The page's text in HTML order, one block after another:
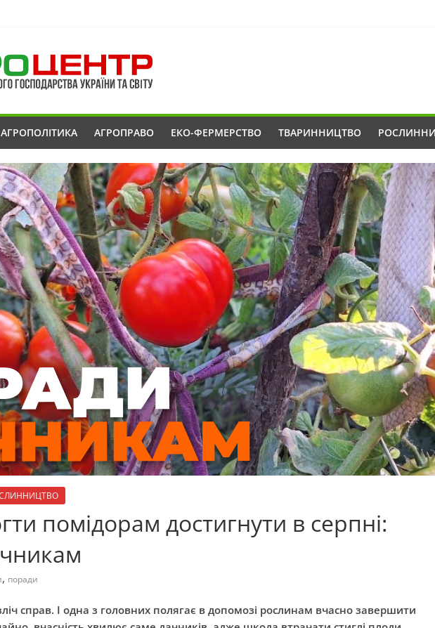
АГРОПОЛІТИКА АГРОПРАВО ЕКО-ФЕРМЕРСТВО ТВАРИННИЦТВО
помідорам достигнути в серпні:
, поради
справ. І одна з головних полягає в допомозі рослинам вчасно завершити